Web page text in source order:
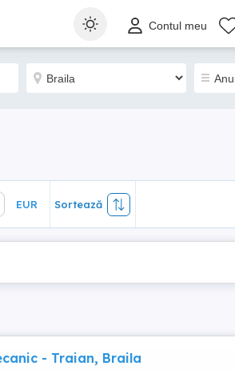
Contul meu
Sortează
EUR Sortează
- Traian, Braila